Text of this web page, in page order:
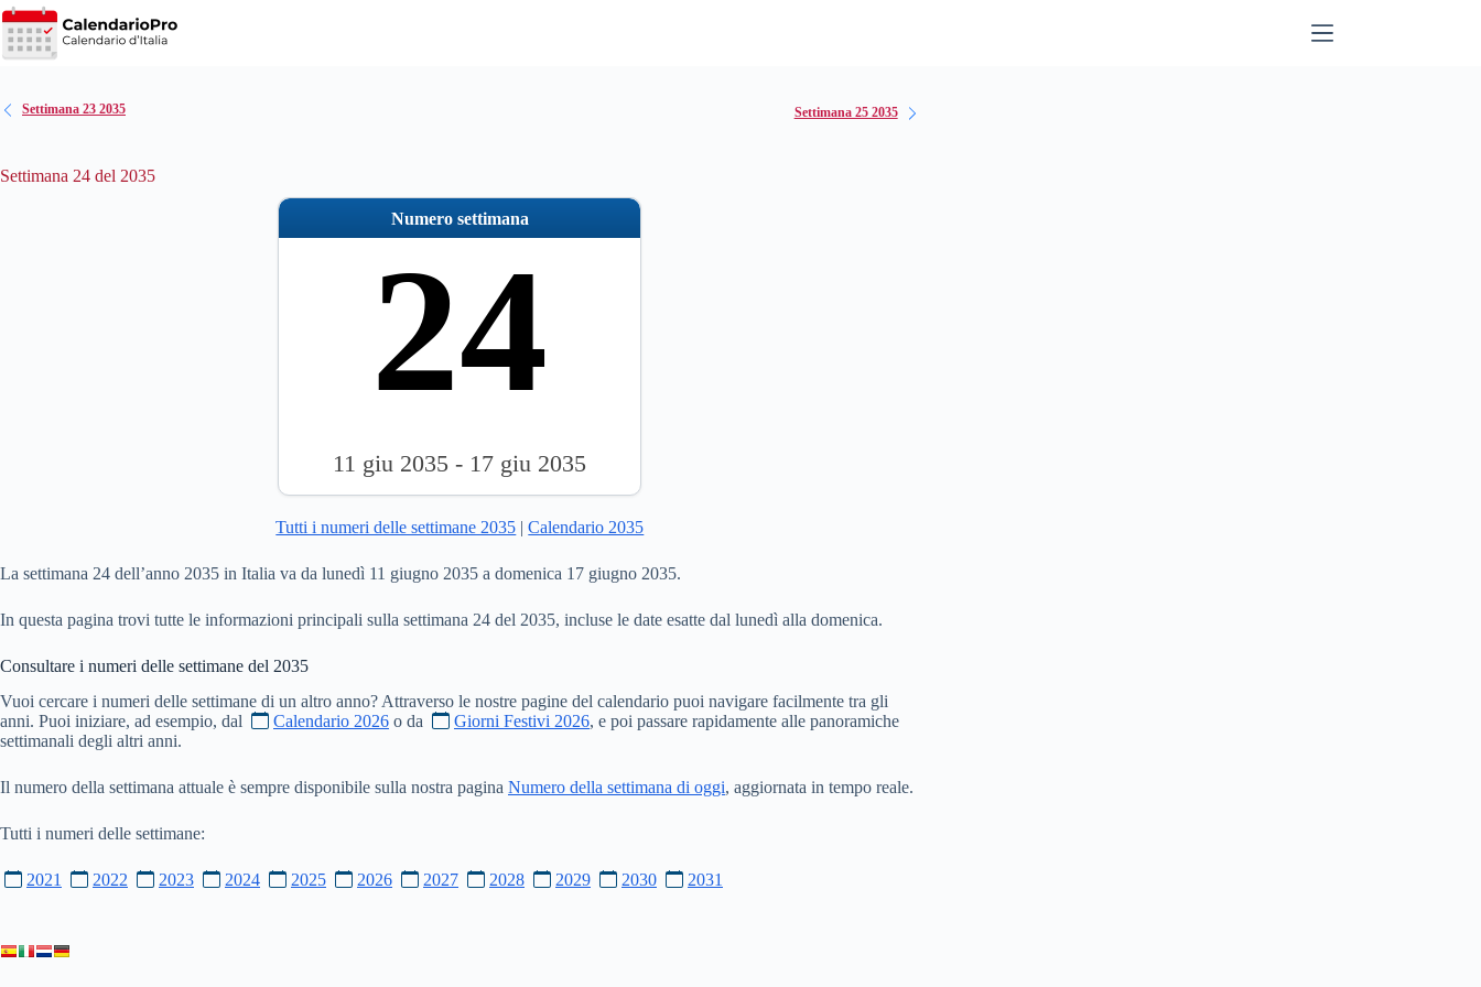
Salta
al
contenuto
Settimana 23 2035 Settimana 25 2035
Settimana 24 del 2035
Numero settimana
24
11 giu 2035 - 17 giu 2035
Tutti i numeri delle settimane 2035 |Calendario 2035
La settimana 24 dell’anno 2035 in Italia va da lunedì 11 giugno 2035 a domenica 17 giugno 2035.
In questa pagina trovi tutte le informazioni principali sulla settimana 24 del 2035, incluse le date esatte dal lunedì alla domenica.
Consultare i numeri delle settimane del 2035
Vuoi cercare i numeri delle settimane di un altro anno? Attraverso le nostre pagine del calendario puoi navigare facilmente tra gli
anni. Puoi iniziare, ad esempio, dal
Calendario 2026 o da Giorni Festivi 2026, e poi passare rapidamente alle panoramiche
settimanali degli altri anni.
Il numero della settimana attuale è sempre disponibile sulla nostra pagina Numero della settimana di oggi, aggiornata in tempo reale.
Tutti i numeri delle settimane:
2021 2022 2023 2024 2025 2026 2027 2028 2029 2030 2031